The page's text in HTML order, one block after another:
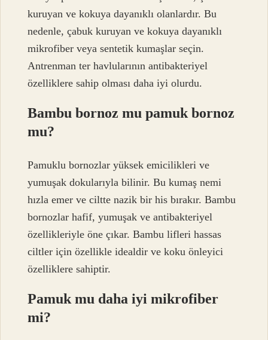
kuruyan ve kokuya dayanıklı olanlardır. Bu
nedenle, çabuk kuruyan ve kokuya dayanıklı
mikrofiber veya sentetik kumaşlar seçin.
Antrenman ter havlularının antibakteriyel
özelliklere sahip olması daha iyi olurdu.
Bambu bornoz mu pamuk bornoz
mu?
Pamuklu bornozlar yüksek emicilikleri ve
yumuşak dokularıyla bilinir. Bu kumaş nemi
hızla emer ve ciltte nazik bir his bırakır. Bambu
bornozlar hafif, yumuşak ve antibakteriyel
özellikleriyle öne çıkar. Bambu lifleri hassas
ciltler için özellikle idealdir ve koku önleyici
özelliklere sahiptir.
Pamuk mu daha iyi mikrofiber
mi?